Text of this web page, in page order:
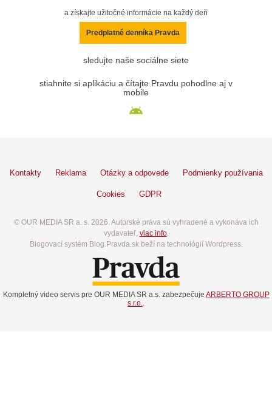
a získajte užitočné informácie na každý deň
Predplatné denníka Pravda
sledujte naše sociálne siete
stiahnite si aplikáciu a čítajte Pravdu pohodlne aj v
mobile
Kontakty Reklama Otázky a odpovede Podmienky používania
Cookies GDPR
© OUR MEDIA SR a. s. 2026. Autorské práva sú vyhradené a vykonáva ich
vydavateľ, viac info.
Blogovací systém Blog.Pravda.sk beží na technológií Wordpress.
Kompletný video servis pre OUR MEDIA SR a.s. zabezpečuje ARBERTO GROUP
s.r.o..